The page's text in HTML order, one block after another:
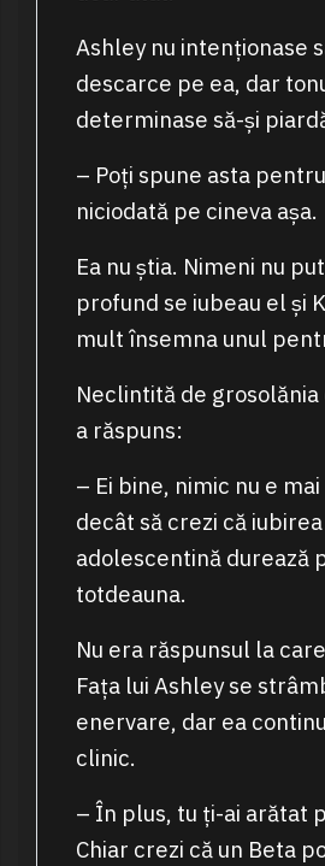
Ashley nu intenționase
descarce pe ea, dar
determinase să-și
– Poți spune asta
niciodată pe cineva așa.
Ea nu știa. Nimeni nu
profund se iubeau el și
mult însemna unul
Neclintită de
a răspuns:
– Ei bine, nimic nu e
decât să crezi că iubirea
adolescentină durează
totdeauna.
Nu era răspunsul la
Fața lui Ashley se
enervare, dar ea
clinic.
– În plus, tu ți-ai arătat
Chiar crezi că un Beta